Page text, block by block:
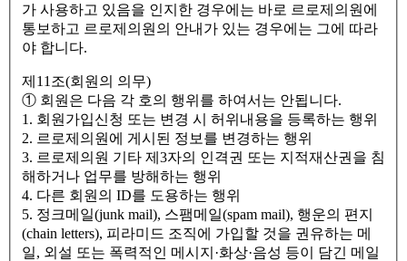
가 사용하고 있음을 인지한 경우에는 바로 르로제의원에
통보하고 르로제의원의 안내가 있는 경우에는 그에 따라
야 합니다.
제11조(회원의 의무)
① 회원은 다음 각 호의 행위를 하여서는 안됩니다.
1. 회원가입신청 또는 변경 시 허위내용을 등록하는 행위
2. 르로제의원에 게시된 정보를 변경하는 행위
3. 르로제의원 기타 제3자의 인격권 또는 지적재산권을 침
해하거나 업무를 방해하는 행위
4. 다른 회원의 ID를 도용하는 행위
5. 정크메일(junk mail), 스팸메일(spam mail), 행운의 편지
(chain letters), 피라미드 조직에 가입할 것을 권유하는 메
일, 외설 또는 폭력적인 메시지·화상·음성 등이 담긴 메일